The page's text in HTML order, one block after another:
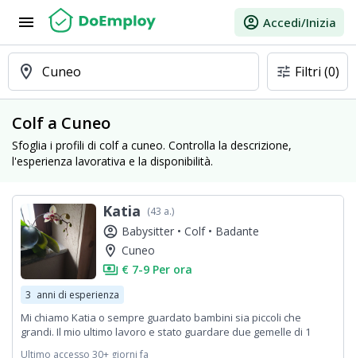
menu account_circle Accedi/Inizia
location_on Cuneo tune Filtri (0)
Colf a Cuneo
Sfoglia i profili di colf a cuneo. Controlla la descrizione,
l'esperienza lavorativa e la disponibilità.
Katia (43 a.)
account_circle Babysitter • Colf • Badante
location_on Cuneo
payments € 7-9 Per ora
3 anni di esperienza
Mi chiamo Katia o sempre guardato bambini sia piccoli che
grandi. Il mio ultimo lavoro e stato guardare due gemelle di 1
Ultimo accesso 30+ giorni fa